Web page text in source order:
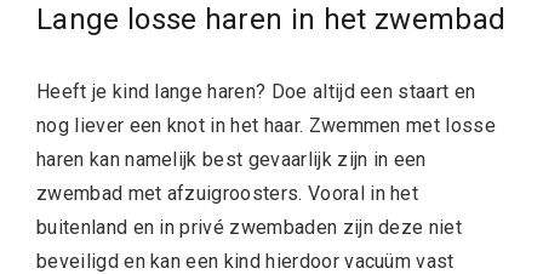
Lange losse haren in het zwembad
Heeft je kind lange haren? Doe altijd een staart en
nog liever een knot in het haar. Zwemmen met losse
haren kan namelijk best gevaarlijk zijn in een
zwembad met afzuigroosters. Vooral in het
buitenland en in privé zwembaden zijn deze niet
beveiligd en kan een kind hierdoor vacuüm vast